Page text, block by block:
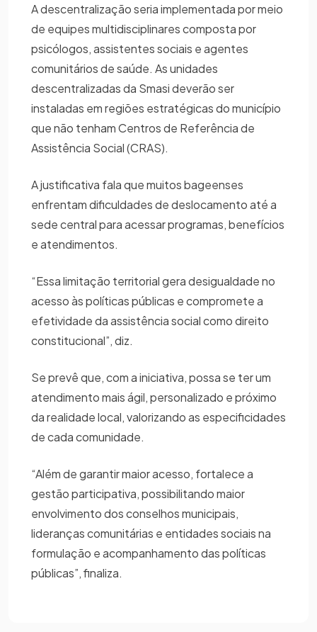
A descentralização seria implementada por meio
de equipes multidisciplinares composta por
psicólogos, assistentes sociais e agentes
comunitários de saúde. As unidades
descentralizadas da Smasi deverão ser
instaladas em regiões estratégicas do município
que não tenham Centros de Referência de
Assistência Social (CRAS).
A justificativa fala que muitos bageenses
enfrentam dificuldades de deslocamento até a
sede central para acessar programas, benefícios
e atendimentos.
“Essa limitação territorial gera desigualdade no
acesso às políticas públicas e compromete a
efetividade da assistência social como direito
constitucional”, diz.
Se prevê que, com a iniciativa, possa se ter um
atendimento mais ágil, personalizado e próximo
da realidade local, valorizando as especificidades
de cada comunidade.
“Além de garantir maior acesso, fortalece a
gestão participativa, possibilitando maior
envolvimento dos conselhos municipais,
lideranças comunitárias e entidades sociais na
formulação e acompanhamento das políticas
públicas”, finaliza.